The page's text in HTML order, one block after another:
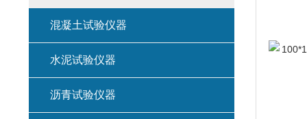
混凝土试验仪器
水泥试验仪器
沥青试验仪器